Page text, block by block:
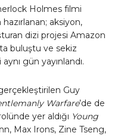
Holmes filmi
aksiyon,
dizi projesi Amazon
buluştu ve sekiz
gün yayınlandı.
Guy
Warfare’de de
yer aldığı Young
Max Irons, Zine Tseng,